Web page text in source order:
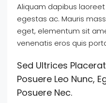
Aliquam dapibus
egestas ac. Mauris
eget, elementum sit
venenatis eros quis
Sed Ultrices
Posuere Leo Nunc,
Posuere Nec.